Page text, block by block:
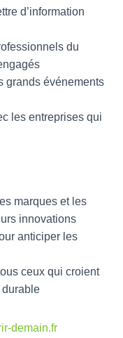
d’information
du
grands événements
les entreprises qui
marques et les
innovations
anticiper les
ceux qui croient
demain.fr